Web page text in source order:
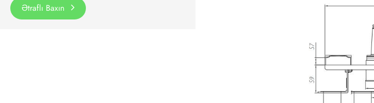
Ətraflı Baxın